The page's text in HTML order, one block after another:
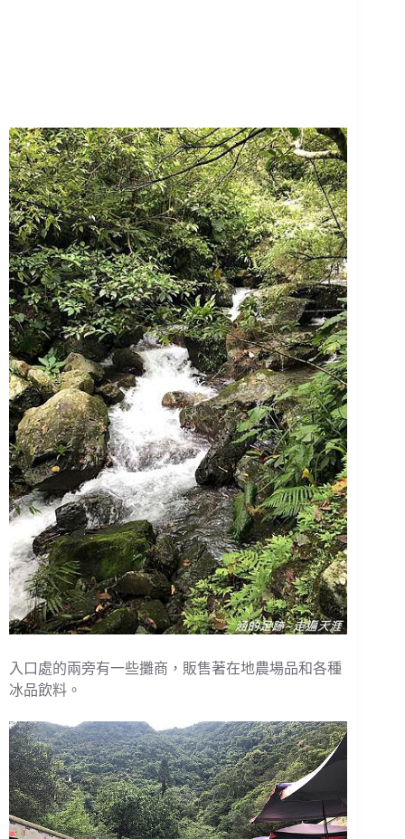
入口處的兩旁有一些攤商，販售著在地農場品和各種
冰品飲料。